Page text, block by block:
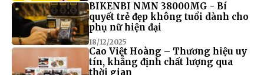
BIKENBI NMN 38000MG - Bí
quyết trẻ đẹp không tuổi dành cho
phụ nữ hiện đại
18/12/2025
Cao Việt Hoàng – Thương hiệu uy
tín, khẳng định chất lượng qua
thời gian